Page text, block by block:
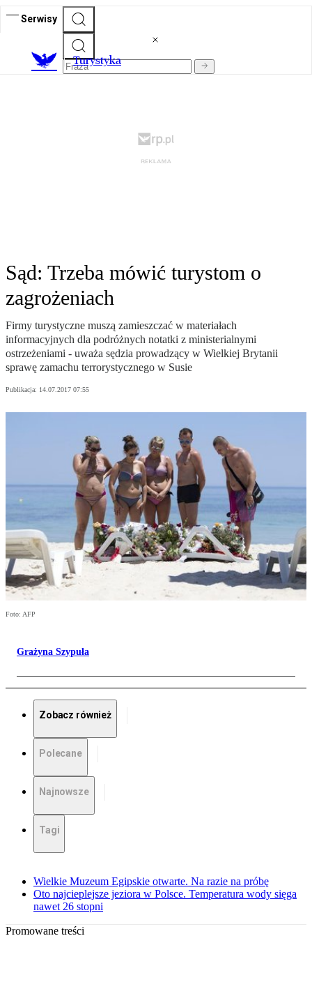
Serwisy
Turystyka
Sąd: Trzeba mówić turystom o
zagrożeniach
Firmy turystyczne muszą zamieszczać w materiałach
informacyjnych dla podróżnych notatki z ministerialnymi
ostrzeżeniami - uważa sędzia prowadzący w Wielkiej Brytanii
sprawę zamachu terrorystycznego w Susie
Publikacja: 14.07.2017 07:55
Foto: AFP
Grażyna Szypuła
Zobacz również
Polecane
Najnowsze
Tagi
Wielkie Muzeum Egipskie otwarte. Na razie na próbę
Oto najcieplejsze jeziora w Polsce. Temperatura wody sięga
nawet 26 stopni
Promowane treści